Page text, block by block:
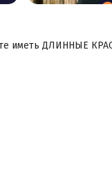
иметь ДЛИННЫЕ